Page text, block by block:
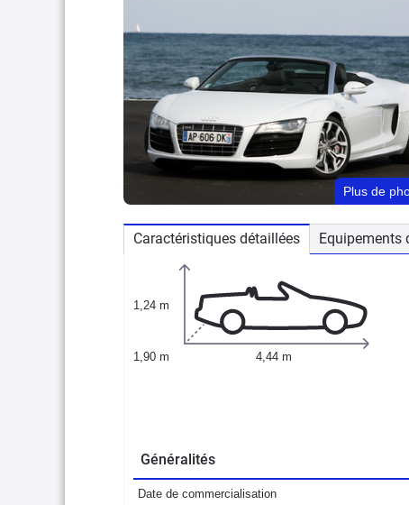
Plus de
Caractéristiques détaillées Equipements
1,24 m
1,90 m 4,44 m
Généralités
Date de commercialisation